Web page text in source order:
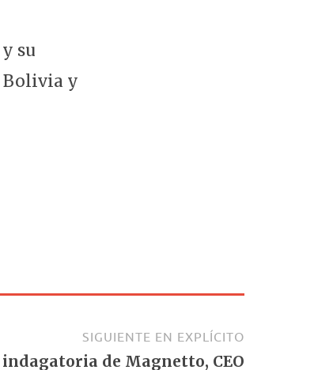
su
Bolivia y
SIGUIENTE EN EXPLÍCITO
de Magnetto, CEO